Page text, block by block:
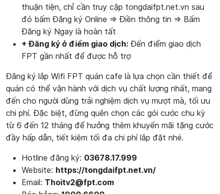
thuận tiện, chỉ cần truy cập tongdaifpt.net.vn sau
đó bấm Đăng ký Online => Điền thông tin => Bấm
Đăng ký Ngay là hoàn tất
+ Đăng ký ở điểm giao dịch: Đến điểm giao dịch
FPT gần nhất để được hỗ trợ
Đăng ký lắp Wifi FPT quán cafe là lựa chọn cần thiết để
quán có thể vận hành với dịch vụ chất lượng nhất, mang
đến cho người dùng trải nghiệm dịch vụ mượt mà, tối ưu
chi phí. Đặc biệt, đừng quên chọn các gói cước chu kỳ
từ 6 đến 12 tháng để hưởng thêm khuyến mãi tặng cước
đầy hấp dẫn, tiết kiệm tối đa chi phí lắp đặt nhé.
Hotline đăng ký: 03678.17.999
Website: https://tongdaifpt.net.vn/
Email: Thoitv2@fpt.com